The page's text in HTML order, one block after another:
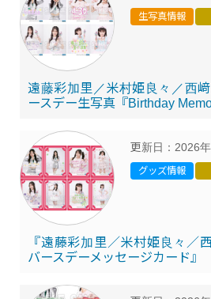
遠藤彩加里／米村姫良々／西
ースデー生写真『Birthday
生写真情報
更新日： 2026
『遠藤彩加里／米村姫良々／
バースデーメッセージカード』
グッズ情報